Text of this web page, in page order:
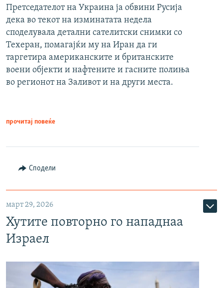
Претседателот на Украина ја обвини Русија
дека во текот на изминатата недела
споделувала детални сателитски снимки со
Техеран, помагајќи му на Иран да ги
таргетира американските и британските
воени објекти и нафтените и гасните полиња
во регионот на Заливот и на други места.
прочитај повеќе
Сподели
март 29, 2026
Хутите повторно го нападнаа
Израел